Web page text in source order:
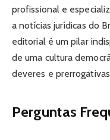
profissional e
a notícias jurídicas do
editorial é um pilar
de uma cultura
deveres e
Perguntas